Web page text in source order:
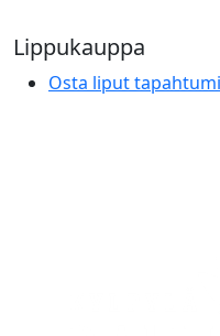
Lippukauppa
Osta liput